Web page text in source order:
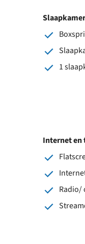
Slaapkamer
1
Internet en
Radio/